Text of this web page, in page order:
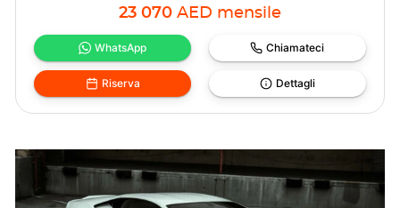
23 070 AED mensile
WhatsApp Chiamateci
Riserva Dettagli